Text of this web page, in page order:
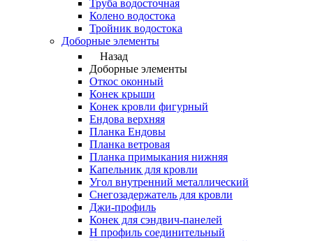
Труба водосточная
Колено водостока
Тройник водостока
Доборные элементы
Назад
Доборные элементы
Откос оконный
Конек крыши
Конек кровли фигурный
Ендова верхняя
Планка Ендовы
Планка ветровая
Планка примыкания нижняя
Капельник для кровли
Угол внутренний металлический
Снегозадержатель для кровли
Джи-профиль
Конек для сэндвич-панелей
Н профиль соединительный